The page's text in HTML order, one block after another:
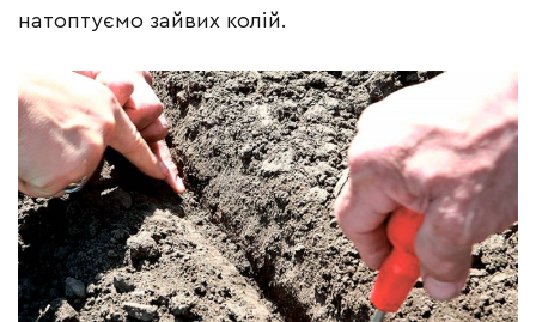
натоптуємо зайвих колій.